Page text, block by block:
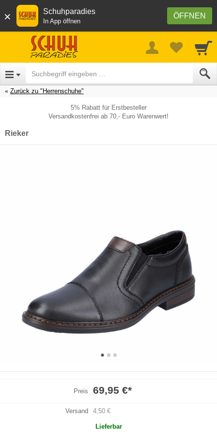
× ÖFFNEN
Schuhparadies
In App öffnen
Zurück zu "Herrenschuhe"
5% Rabatt für Erstbesteller
Versandkostenfrei ab 70,- Euro Warenwert!
Rieker
Preis 69,95 €*
Versand 4,50 €
Lieferbar